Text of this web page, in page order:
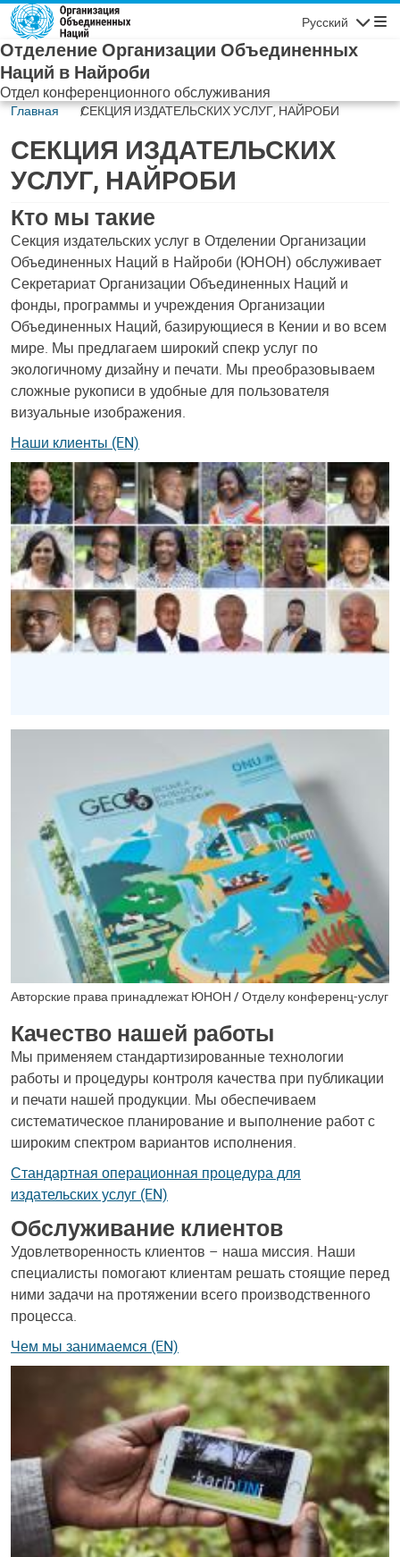
Skip to main content
Русский
Отделение Организации Объединенных
Наций в Найроби
Отдел конференционного обслуживания
Главная СЕКЦИЯ ИЗДАТЕЛЬСКИХ УСЛУГ, НАЙРОБИ
СЕКЦИЯ ИЗДАТЕЛЬСКИХ
УСЛУГ, НАЙРОБИ
Кто мы такие
Секция издательских услуг в Отделении Организации
Объединенных Наций в Найроби (ЮНОН) обслуживает
Секретариат Организации Объединенных Наций и
фонды, программы и учреждения Организации
Объединенных Наций, базирующиеся в Кении и во всем
мире. Мы предлагаем широкий спекр услуг по
экологичному дизайну и печати. Мы преобразовываем
сложные рукописи в удобные для пользователя
визуальные изображения.
Наши клиенты (EN)
Авторские права принадлежат ЮНОН / Отделу конференц-услуг
Качество нашей работы
Мы применяем стандартизированные технологии
работы и процедуры контроля качества при публикации
и печати нашей продукции. Мы обеспечиваем
систематическое планирование и выполнение работ с
широким спектром вариантов исполнения.
Стандартная операционная процедура для
издательских услуг (EN)
Обслуживание клиентов
Удовлетворенность клиентов – наша миссия. Наши
специалисты помогают клиентам решать стоящие перед
ними задачи на протяжении всего производственного
процесса.
Чем мы занимаемся (EN)